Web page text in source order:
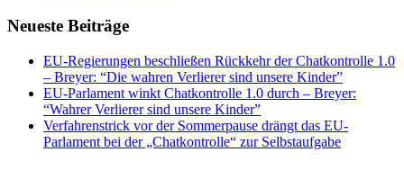
Neueste Beiträge
EU-Regierungen beschließen Rückkehr der Chatkontrolle 1.0
– Breyer: “Die wahren Verlierer sind unsere Kinder”
EU-Parlament winkt Chatkontrolle 1.0 durch – Breyer:
“Wahrer Verlierer sind unsere Kinder”
Verfahrenstrick vor der Sommerpause drängt das EU-
Parlament bei der „Chatkontrolle“ zur Selbstaufgabe